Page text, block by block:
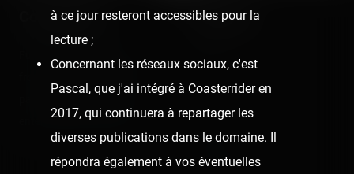
Coasterrider
parks, fairgrounds and
entertainment enthusiasts.
Shortcut
Posts
Videos
Reports
Instant pictures
à ce jour resteront accessibles pour la
lecture ;
Concernant les réseaux sociaux, c'est
Pascal, que j'ai intégré à Coasterrider en
2017, qui continuera à repartager les
diverses publications dans le domaine. Il
répondra également à vos éventuelles